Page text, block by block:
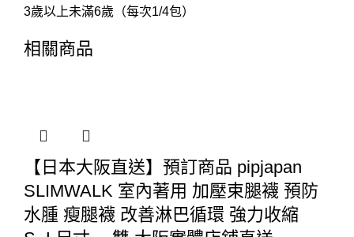
3歲以上未滿6歲（每次1/4包）
相關商品
【日本大阪直送】預訂商品 pipjapan
SLIMWALK 室內著用 加壓束腿襪 預防
水腫 瘦腿襪 改善淋巴循環 強力收縮